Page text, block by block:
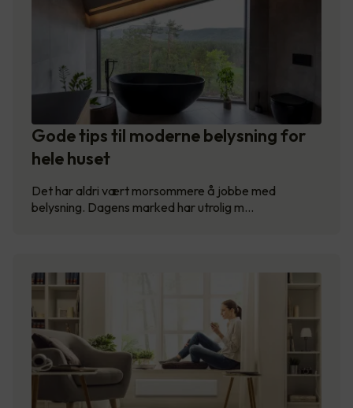
Gode tips til moderne belysning for
hele huset
Det har aldri vært morsommere å jobbe med
belysning. Dagens marked har utrolig m…